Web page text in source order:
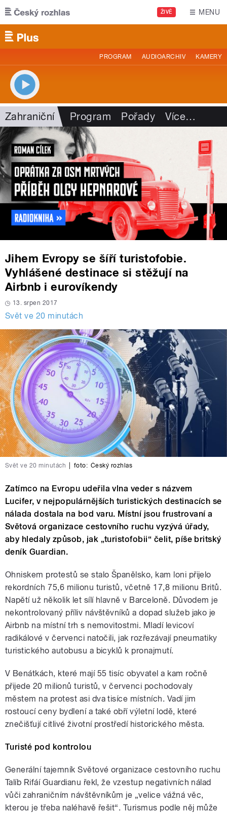
Přejít k hlavnímu obsahu
ŽIVĚ MENU
PROGRAM AUDIOARCHIV KAMERY
Zahraniční Program Pořady Více…
Jihem Evropy se šíří turistofobie.
Vyhlášené destinace si stěžují na
Airbnb i eurovíkendy
13. srpen 2017
Svět ve 20 minutách
Svět ve 20 minutách foto: Český rozhlas
Zatímco na Evropu udeřila vlna veder s názvem
Lucifer, v nejpopulárnějších turistických destinacích se
nálada dostala na bod varu. Místní jsou frustrovaní a
Světová organizace cestovního ruchu vyzývá úřady,
aby hledaly způsob, jak „turistofobii“ čelit, píše britský
deník Guardian.
Ohniskem protestů se stalo Španělsko, kam loni přijelo
rekordních 75,6 milionu turistů, včetně 17,8 milionu Britů.
Napětí už několik let sílí hlavně v Barceloně. Důvodem je
nekontrolovaný příliv návštěvníků a dopad služeb jako je
Airbnb na místní trh s nemovitostmi. Mladí levicoví
radikálové v červenci natočili, jak rozřezávají pneumatiky
turistického autobusu a bicyklů k pronajmutí.
V Benátkách, které mají 55 tisíc obyvatel a kam ročně
přijede 20 milionů turistů, v červenci pochodovaly
městem na protest asi dva tisíce místních. Vadí jim
rostoucí ceny bydlení a také obří výletní lodě, které
znečišťují citlivé životní prostředí historického města.
Turisté pod kontrolou
Generální tajemník Světové organizace cestovního ruchu
Talíb Rifáí Guardianu řekl, že vzestup negativních nálad
vůči zahraničním návštěvníkům je „velice vážná věc,
kterou je třeba naléhavě řešit“. Turismus podle něj může